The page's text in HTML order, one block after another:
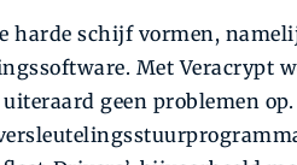
harde schijf vormen,
Met Veracrypt
geen problemen op.